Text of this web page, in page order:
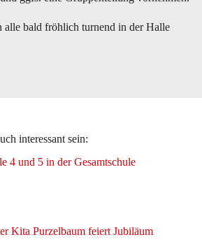
alle bald fröhlich turnend in der Halle
interessant sein:
4 und 5 in der Gesamtschule
Kita Purzelbaum feiert Jubiläum